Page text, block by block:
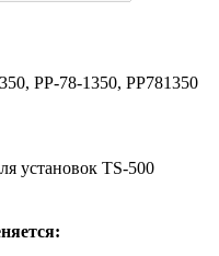
PP-78-1350, PP781350
установок TS-500